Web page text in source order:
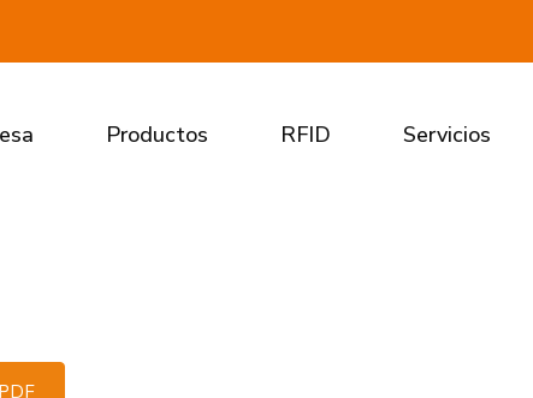
Productos RFID Servicios